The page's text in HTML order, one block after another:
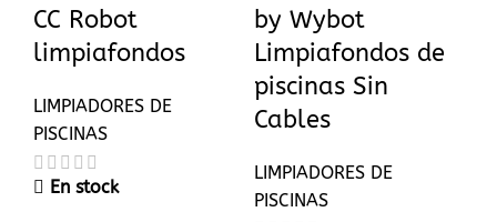
CC Robot
limpiafondos
LIMPIADORES DE
PISCINAS
En stock
by Wybot
Limpiafondos de
piscinas Sin
Cables
LIMPIADORES DE
PISCINAS